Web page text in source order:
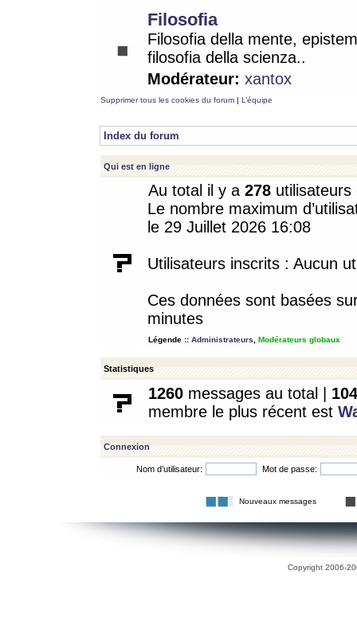
Filosofia
Filosofia della mente,
filosofia della scienza..
Modérateur: xantox
Supprimer tous les cookies du forum | L’équipe
Index du forum
Qui est en ligne
Au total il y a 278
Le nombre maximum
le 29 Juillet 2026 16:08
Utilisateurs inscrits : Aucun
Ces données sont basées
minutes
Légende :: Administrateurs Modérateurs globaux
Statistiques
1260 messages au total | 104
membre le plus récent est
Connexion
Nom d’utilisateur: Mot de passe:
Nouveaux messages
Copyright 2006-